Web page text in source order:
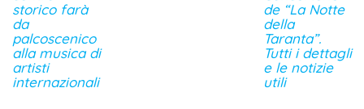
storico farà
da
palcoscenico
alla musica di
artisti
internazionali
de “La Notte
della
Taranta”.
Tutti i dettagli
e le notizie
utili